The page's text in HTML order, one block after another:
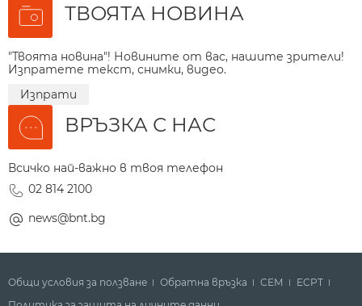
ТВОЯТА НОВИНА
"Твоята новина"! Новините от вас, нашите зрители!
Изпратете текст, снимки, видео.
Изпрати
ВРЪЗКА С НАС
Всичко най-важно в твоя телефон
02 814 2100
news@bnt.bg
Общи условия за ползване Обратна връзка СЕМ
ECPT